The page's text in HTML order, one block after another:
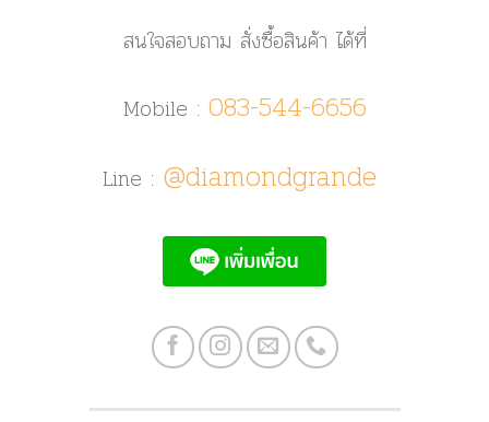
สนใจสอบถาม สั่งซื้อสินค้า ได้ที่
Mobile : 083-544-6656
Line : @diamondgrande